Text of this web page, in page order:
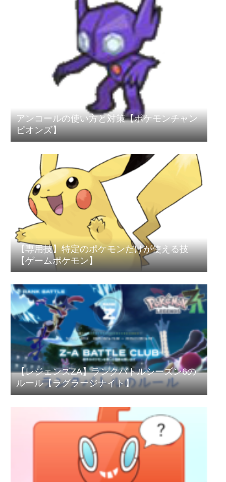
アンコールの使い方と対策【ポケモンチャン
ピオンズ】
【専用技】特定のポケモンだけが使える技
【ゲームポケモン】
【レジェンズZA】ランクバトルシーズン6の
ルール【ラグラージナイト】